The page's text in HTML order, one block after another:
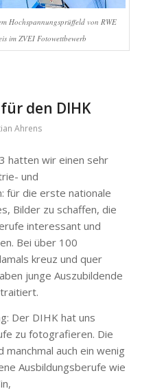
Hochspannungsprüffeld von RWE
im ZVEI Fotowettbewerb
den DIHK
Ahrens
hatten wir einen sehr
und
für die erste nationale
Bilder zu schaffen, die
interessant und
Bei über 100
kreuz und quer
junge Auszubildende
Der DIHK hat uns
zu fotografieren. Die
auch ein wenig
Ausbildungsberufe wie